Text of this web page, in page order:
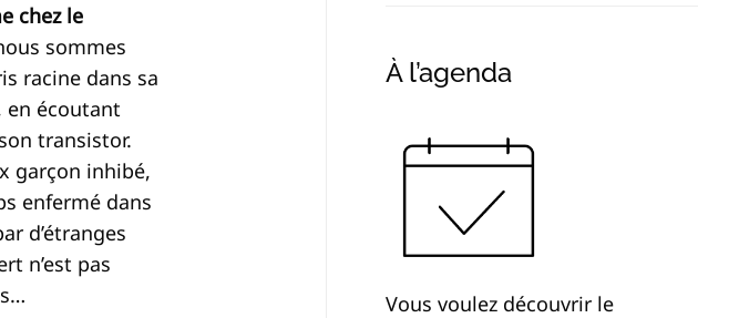
chez le
sommes
racine dans sa
en écoutant
transistor.
garçon inhibé,
enfermé dans
d’étranges
n’est pas
À l’agenda
Vous voulez découvrir le